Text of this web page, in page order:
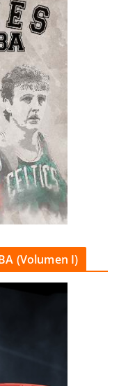
(Volumen I)